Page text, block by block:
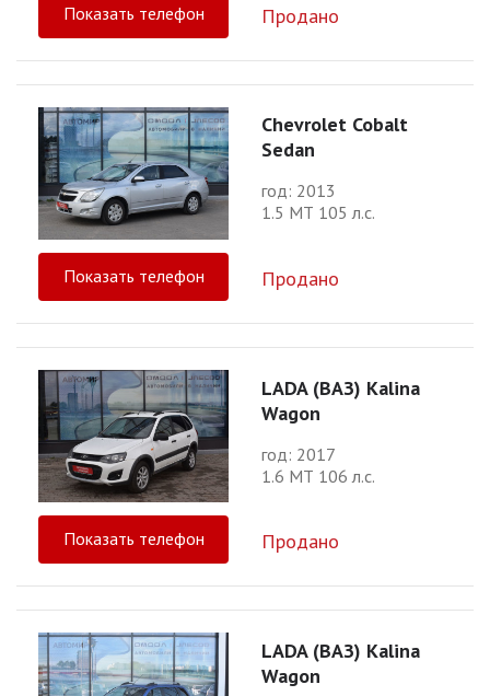
Показать телефон Продано
Chevrolet Cobalt
Sedan
год: 2013
1.5 МТ 105 л.с.
Показать телефон Продано
LADA (ВАЗ) Kalina
Wagon
год: 2017
1.6 МТ 106 л.с.
Показать телефон Продано
LADA (ВАЗ) Kalina
Wagon